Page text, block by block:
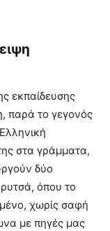
εκπαίδευσης
παρά το γεγονός
στα γράμματα,
δύο
όπου το
χωρίς σαφή
με πηγές μας